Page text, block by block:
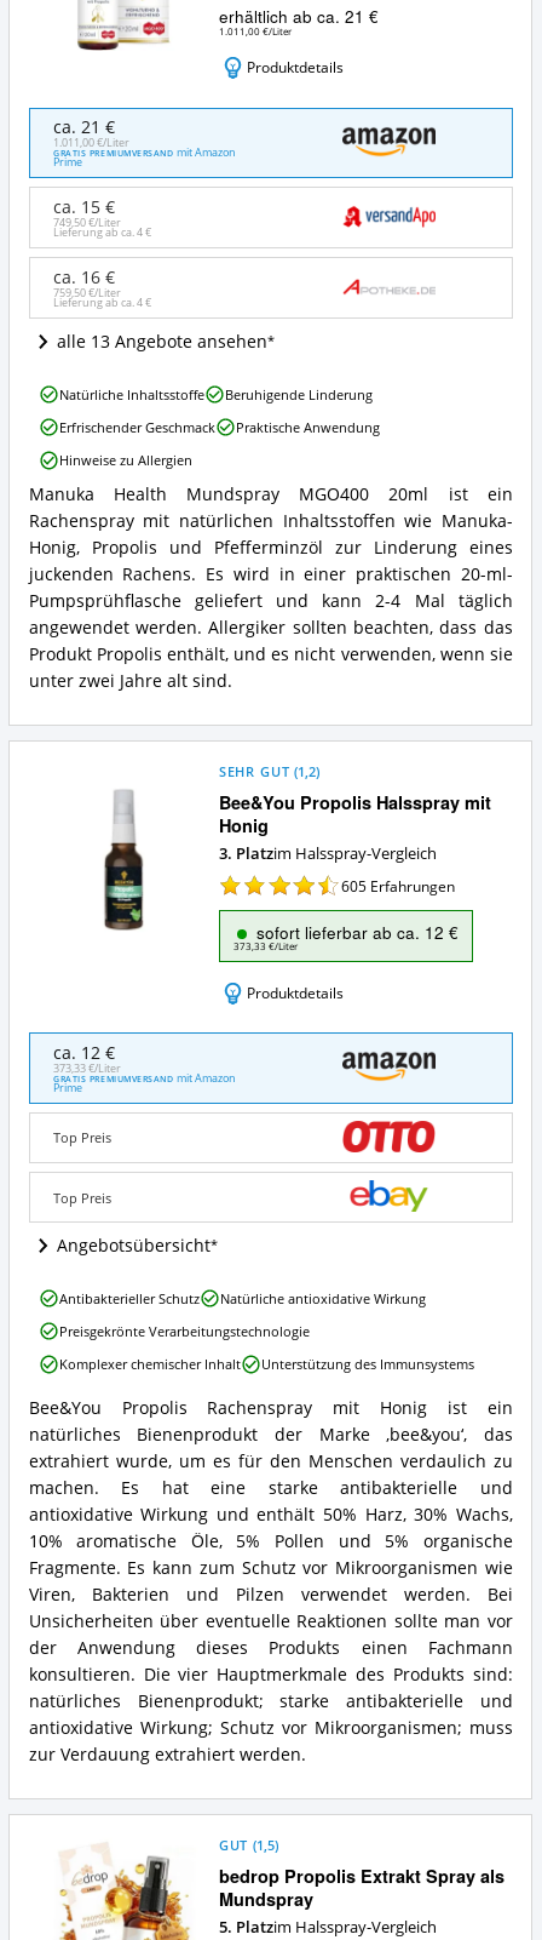
erhältlich ab ca. 21 €
1.011,00 €/Liter
Produktdetails
Manuka
Health
Mundspray
MGO400
20ml
Angebote:
Wo
dieses
Halsspray
erhältlich?
ca. 21 €
1.011,00 €/Liter
GRATIS PREMIUMVERSAND mit Amazon
Prime
ca. 15 €
749,50 €/Liter
Lieferung ab ca.4 €
ca. 16 €
759,50 €/Liter
Lieferung ab ca.4 €
alle 13 Angebote ansehen
Manuka
Health
Mundspray
MGO400
20ml
Zusammenfassung:
Was
bietet
dieses
Manuka Health Mundspray MGO400 20ml ist ein
Rachenspray mit natürlichen Inhaltsstoffen wie Manuka-
Honig, Propolis und Pfefferminzöl zur Linderung eines
juckenden Rachens. Es wird in einer praktischen 20-ml-
Pumpsprühflasche geliefert und kann 2-4 Mal täglich
angewendet werden. Allergiker sollten beachten, dass das
Produkt Propolis enthält, und es nicht verwenden, wenn sie
unter zwei Jahre alt sind.
Manuka
Health
Mundspray
MGO400
20ml
Vorteile:
Was
spricht
für
dieses
Halsspray?
Natürliche Inhaltsstoffe
Beruhigende Linderung
Erfrischender Geschmack
Praktische Anwendung
Hinweise zu Allergien
Bee&You Propolis Halsspray mit
Honig
SEHR GUT (1,2)
3. Platzim Halsspray-Vergleich
605 Erfahrungen
sofort lieferbar ab ca. 12 €
373,33 €/Liter
Produktdetails
Bee&You
Propolis
Halsspray
mit
Honig
Angebote:
Wo
dieses
Halsspray
erhältlich?
ca. 12 €
373,33 €/Liter
GRATIS PREMIUMVERSAND mit Amazon
Prime
Top Preis
Top Preis
Angebotsübersicht
Bee&You
Propolis
Halsspray
mit
Honig
Zusammenfassung:
Was
bietet
dieses
Halsspray?
Bee&You Propolis Rachenspray mit Honig ist ein
natürliches Bienenprodukt der Marke ‚bee&you‘, das
extrahiert wurde, um es für den Menschen verdaulich zu
machen. Es hat eine starke antibakterielle und
antioxidative Wirkung und enthält 50% Harz, 30% Wachs,
10% aromatische Öle, 5% Pollen und 5% organische
Fragmente. Es kann zum Schutz vor Mikroorganismen wie
Viren, Bakterien und Pilzen verwendet werden. Bei
Unsicherheiten über eventuelle Reaktionen sollte man vor
der Anwendung dieses Produkts einen Fachmann
konsultieren. Die vier Hauptmerkmale des Produkts sind:
natürliches Bienenprodukt; starke antibakterielle und
antioxidative Wirkung; Schutz vor Mikroorganismen; muss
zur Verdauung extrahiert werden.
Bee&You
Propolis
Halsspray
mit
Honig
Vorteile:
Was
spricht
für
dieses
Halsspray?
Antibakterieller Schutz
Natürliche antioxidative Wirkung
Preisgekrönte Verarbeitungstechnologie
Komplexer chemischer Inhalt
Unterstützung des Immunsystems
bedrop Propolis Extrakt Spray als
Mundspray
GUT (1,5)
5. Platzim Halsspray-Vergleich